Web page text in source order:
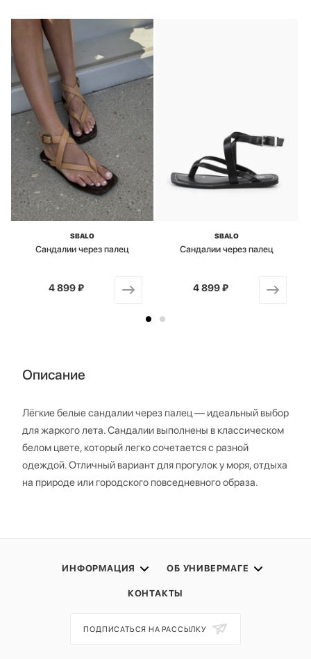
SBALO
Сандалии через палец
от
4 899 ₽
SBALO
Сандалии через палец
от
4 899 ₽
Описание
Лёгкие белые сандалии через палец — идеальный выбор
для жаркого лета. Сандалии выполнены в классическом
белом цвете, который легко сочетается с разной
одеждой. Отличный вариант для прогулок у моря, отдыха
на природе или городского повседневного образа.
ИНФОРМАЦИЯ ОБ УНИВЕРМАГЕ
КОНТАКТЫ
ПОДПИСАТЬСЯ НА РАССЫЛКУ